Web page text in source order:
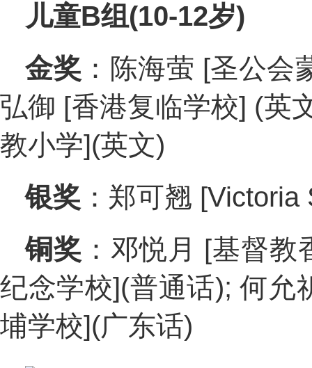
儿童B组(10-12岁)
金奖 ：陈海萤 [圣公
弘御 [香港复临学校] (英
教小学](英文)
银奖 ：郑可翘
铜奖 ：邓悦月 [基督
纪念学校](普通话); 何允
埔学校](广东话)